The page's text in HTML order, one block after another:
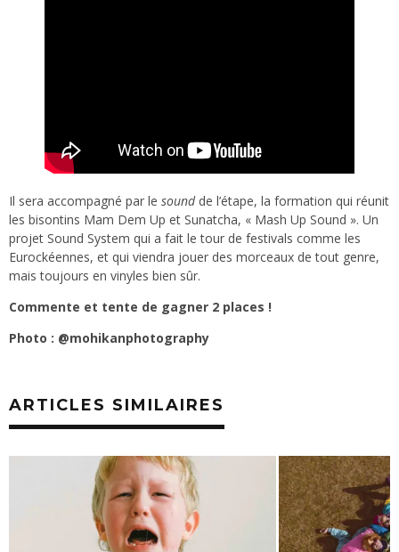
Il sera accompagné par le soundde l’étape, la formation qui réunit
les bisontins Mam Dem Up et Sunatcha, « Mash Up Sound ». Un
projet Sound System qui a fait le tour de festivals comme les
Eurockéennes, et qui viendra jouer des morceaux de tout genre,
mais toujours en vinyles bien sûr.
Commente et tente de gagner 2 places !
Photo : @mohikanphotography
ARTICLES SIMILAIRES